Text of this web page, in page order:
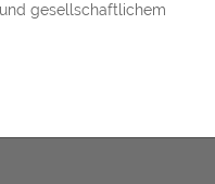
gesellschaftlichem